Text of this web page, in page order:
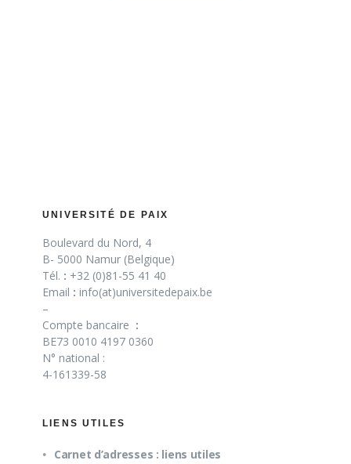
UNIVERSITÉ DE PAIX
Boulevard du Nord, 4
B- 5000 Namur (Belgique)
Tél. : +32 (0)81-55 41 40
Email : info(at)universitedepaix.be
–
Compte bancaire :
BE73 0010 4197 0360
N° national :
4-161339-58
LIENS UTILES
Carnet d’adresses : liens utiles